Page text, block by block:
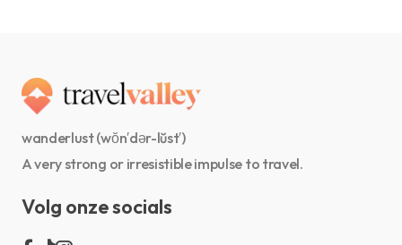
wanderlust (wŏn′dər-lŭst′)
A very strong or irresistible impulse to travel.
Volg onze socials